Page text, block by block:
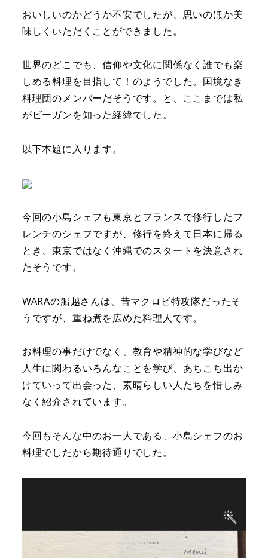
おいしいのかどうか不安でしたが、思いのほか美
味しくいただくことができました。
世界のどこでも、信仰や文化に関係なく誰でも楽
しめる料理を目指して！のようでした。国境なき
料理団のメンバーだそうです。と、ここまでは私
がビーガンを知った経緯でした。
以下本題に入ります。
今回の小島シェフも東京とフランスで修行したフ
レンチのシェフですが、修行を終えて日本に帰る
とき、東京ではなく沖縄でのスタートを決意され
たそうです。
WARAの船越さんは、昔マクロビ特攻隊だったそ
うですが、重ね煮を広めた料理人です。
お料理の事だけでなく、教育や精神的な学びなど
人生に関わるいろんなことを学び、あちこち出か
けていって出会った、素晴らしい人たちを惜しみ
なく紹介されています。
今回もそんな中のお一人である、小島シェフのお
料理でしたから期待通りでした。